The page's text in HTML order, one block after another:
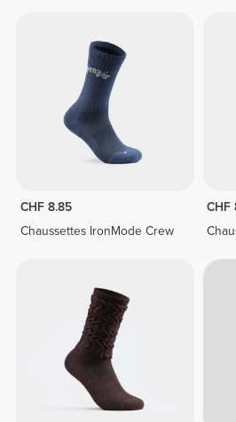
CHF 8.85
Chaussettes IronMode Crew
CHF